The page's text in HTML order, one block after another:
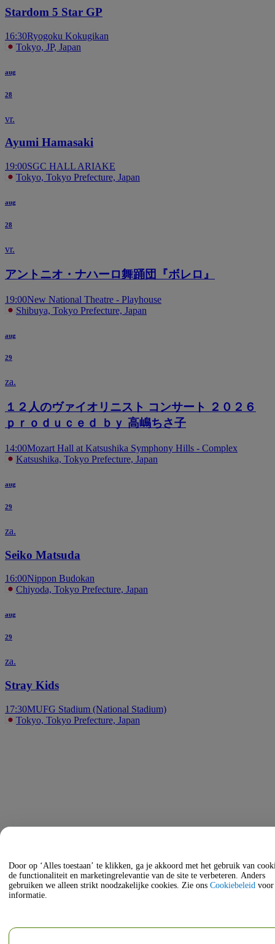
Stardom 5 Star GP
16:30Ryogoku Kokugikan
Tokyo, JP, Japan
aug
28
vr.
Ayumi Hamasaki
19:00SGC HALL ARIAKE
Tokyo, Tokyo Prefecture, Japan
aug
28
vr.
アントニオ・ナハーロ舞踊団『ボレロ』
19:00New National Theatre - Playhouse
Shibuya, Tokyo Prefecture, Japan
aug
29
za.
１２人のヴァイオリニスト コンサート ２０２６
ｐｒｏｄｕｃｅｄ ｂｙ 高嶋ちさ子
14:00Mozart Hall at Katsushika Symphony Hills - Complex
Katsushika, Tokyo Prefecture, Japan
aug
29
za.
Seiko Matsuda
16:00Nippon Budokan
Chiyoda, Tokyo Prefecture, Japan
aug
29
za.
Stray Kids
17:30MUFG Stadium (National Stadium)
Tokyo, Tokyo Prefecture, Japan
Door op ‘Alles toestaan’ te klikken, ga je akkoord met het gebruik van
de functionaliteit en marketingrelevantie van de site te verbeteren. Anders
gebruiken we alleen strikt noodzakelijke cookies. Zie ons Cookiebeleid voor
informatie.